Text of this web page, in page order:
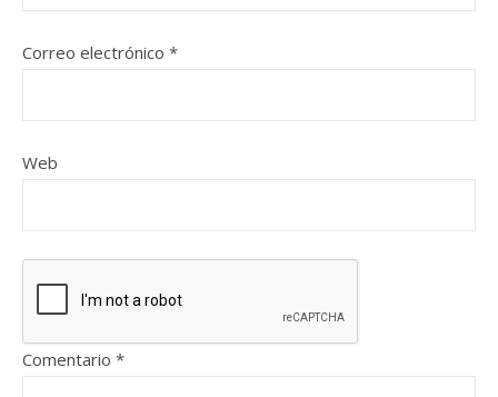
Correo electrónico *
Web
Comentario *